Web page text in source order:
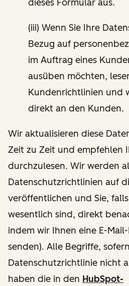
dieses Formular aus.
(iii) Wenn Sie Ihre
Bezug auf
im Auftrag eines
ausüben möchten,
Kundenrichtlinien und
direkt an den Kunden.
Wir aktualisieren diese
Zeit zu Zeit und empfehlen
durchzulesen. Wir werden
Datenschutzrichtlinien auf
veröffentlichen und Sie,
wesentlich sind, direkt
indem wir Ihnen eine E-
senden). Alle Begriffe,
Datenschutzrichtlinie nicht
haben die in den HubSpot-